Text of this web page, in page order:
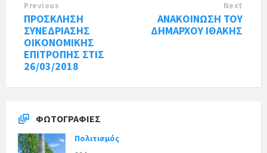
Previous
ΠΡΟΣΚΛΗΣΗ
ΣΥΝΕΔΡΙΑΣΗΣ
ΟΙΚΟΝΟΜΙΚΗΣ
ΕΠΙΤΡΟΠΗΣ ΣΤΙΣ
26/03/2018
Next
ΑΝΑΚΟΙΝΩΣΗ ΤΟΥ
ΔΗΜΑΡΧΟΥ ΙΘΑΚΗΣ
ΦΩΤΟΓΡΑΦΊΕΣ
Πολιτισμός